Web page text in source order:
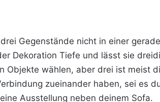
Gegenstände nicht in einer
Dekoration Tiefe und lässt sie
Objekte wählen, aber drei ist meist
zueinander haben, sei es
Ausstellung neben deinem Sofa.